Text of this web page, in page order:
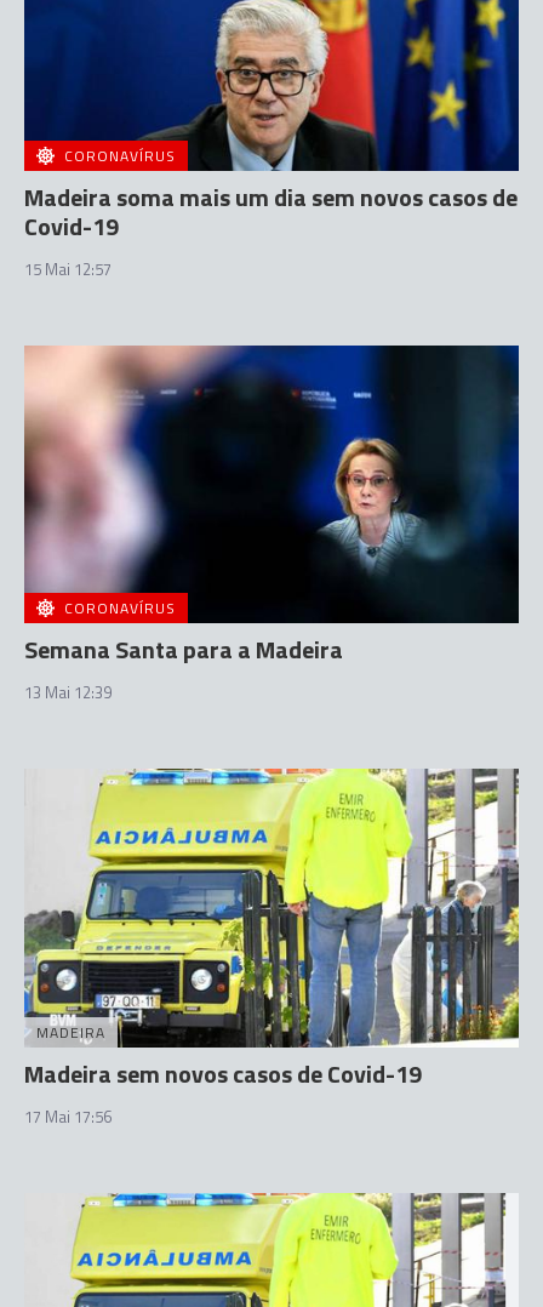
CORONAVÍRUS
Madeira soma mais um dia sem novos casos de
Covid-19
15 Mai 12:57
CORONAVÍRUS
Semana Santa para a Madeira
13 Mai 12:39
MADEIRA
Madeira sem novos casos de Covid-19
17 Mai 17:56